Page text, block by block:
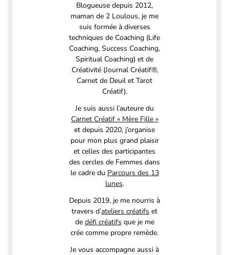
Blogueuse depuis 2012,
maman de 2 Loulous, je me
suis formée à diverses
techniques de Coaching (Life
Coaching, Success Coaching,
Spiritual Coaching) et de
Créativité (Journal Créatif®,
Carnet de Deuil et Tarot
Créatif).
Je suis aussi l’auteure du
Carnet Créatif « Mère Fille »
et depuis 2020, j’organise
pour mon plus grand plaisir
et celles des participantes
des cercles de Femmes dans
le cadre du Parcours des 13
lunes.
Depuis 2019, je me nourris à
travers d’ateliers créatifs et
de défi créatifs que je me
crée comme propre remède.
Je vous accompagne aussi à